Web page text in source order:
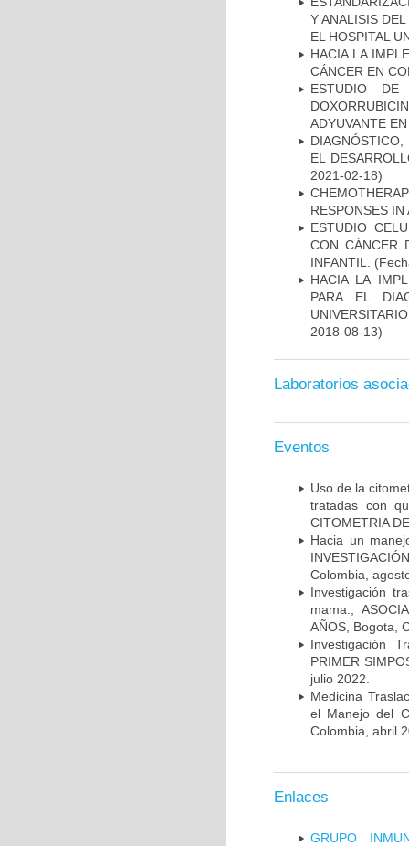
Y ANALISIS
EL HOSPITAL
HACIA LA
CÁNCER EN
ESTUDIO DE
ADYUVANTE
EL
2021-02-18)
RESPONSES IN
ESTUDIO
CON CÁNCER
INFANTIL.
HACIA LA
PARA EL
2018-08-13)
Laboratorios
Eventos
Uso de la
tratadas con
CITOMETRIA
Hacia un
Colombia,
Investigación
mama.;
AÑOS, Bogota,
Investigación
PRIMER
julio 2022.
Medicina
el Manejo del
Colombia, abril
Enlaces
GRUPO